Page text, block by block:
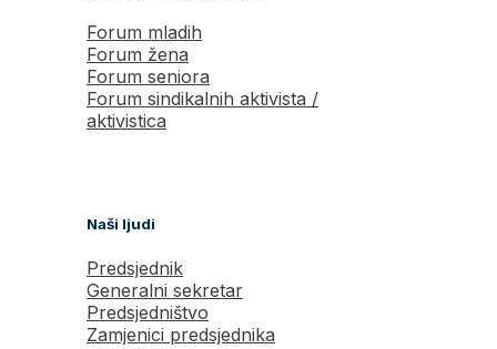
Forum mladih
Forum žena
Forum seniora
Forum sindikalnih aktivista /
aktivistica
Naši ljudi
Predsjednik
Generalni sekretar
Predsjedništvo
Zamjenici predsjednika